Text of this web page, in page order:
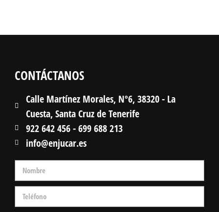
CONTÁCTANOS
Calle Martínez Morales, Nº6, 38320 - La
Cuesta, Santa Cruz de Tenerife
922 642 456 - 699 688 213
info@enjucar.es